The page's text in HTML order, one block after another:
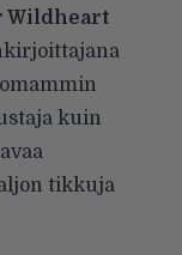
Wildheart
kuin
tikkuja